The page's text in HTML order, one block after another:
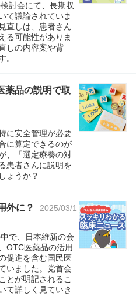
討会にて、長期収
て議論されていま
直しは、患者さん
る可能性がありま
しの内容案や背
。
薬品の説明で取
に安全管理が必要
に算定できるのが
、「選定療養の対
患者さんに説明を
ょうか？
外に？
2025/03/1
で、日本維新の会
OTC医薬品の活用
促進を含む国民医
いました。党首会
とが明記されるこ
て詳しく見ていき